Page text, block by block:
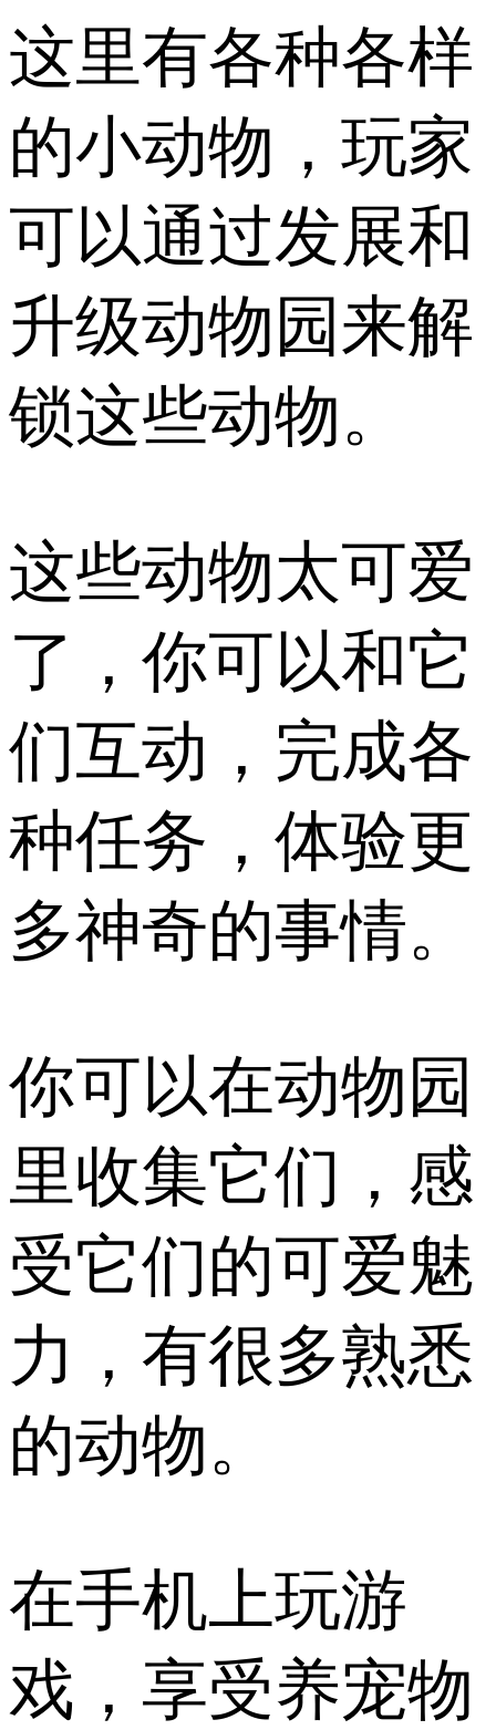
这里有各种各样
的小动物，玩家
可以通过发展和
升级动物园来解
锁这些动物。
这些动物太可爱
了，你可以和它
们互动，完成各
种任务，体验更
多神奇的事情。
你可以在动物园
里收集它们，感
受它们的可爱魅
力，有很多熟悉
的动物。
在手机上玩游
戏，享受养宠物